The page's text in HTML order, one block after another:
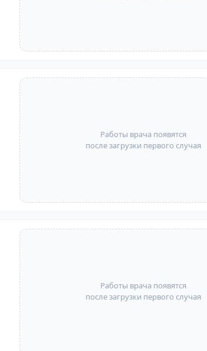
Работы врача появятся
после загрузки первого случая
Работы врача появятся
после загрузки первого случая